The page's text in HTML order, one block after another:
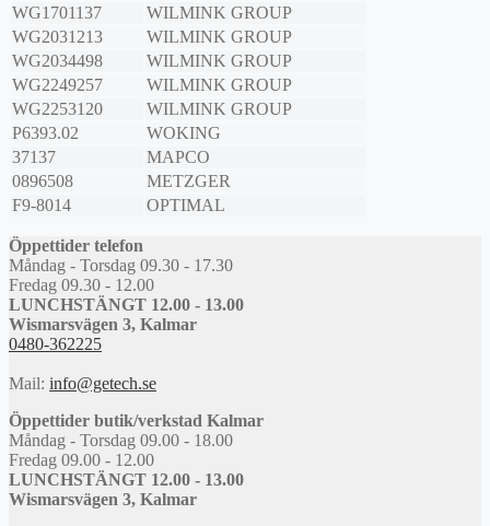
WG1701137
WILMINK GROUP
WG2031213
WILMINK GROUP
WG2034498
WILMINK GROUP
WG2249257
WILMINK GROUP
WG2253120
WILMINK GROUP
P6393.02
WOKING
37137
MAPCO
0896508
METZGER
F9-8014
OPTIMAL
Öppettider telefon
Måndag - Torsdag 09.30 - 17.30
Fredag 09.30 - 12.00
LUNCHSTÄNGT 12.00 - 13.00
Wismarsvägen 3, Kalmar
0480-362225
Mail: info@getech.se
Öppettider butik/verkstad Kalmar
Måndag - Torsdag 09.00 - 18.00
Fredag 09.00 - 12.00
LUNCHSTÄNGT 12.00 - 13.00
Wismarsvägen 3, Kalmar